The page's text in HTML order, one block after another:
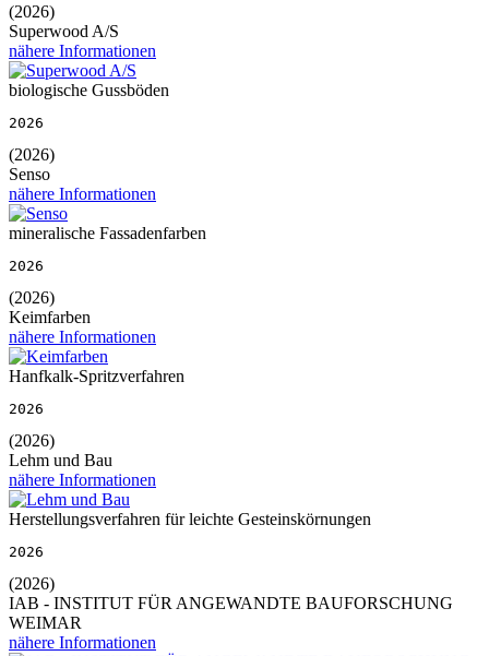
(2026)
Superwood A/S
nähere Informationen
biologische Gussböden
2026
(2026)
Senso
nähere Informationen
mineralische Fassadenfarben
2026
(2026)
Keimfarben
nähere Informationen
Hanfkalk-Spritzverfahren
2026
(2026)
Lehm und Bau
nähere Informationen
Herstellungsverfahren für leichte Gesteinskörnungen
2026
(2026)
IAB - INSTITUT FÜR ANGEWANDTE BAUFORSCHUNG
WEIMAR
nähere Informationen